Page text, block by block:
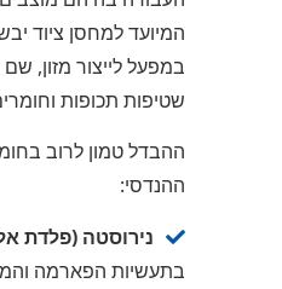
המיועד למחסן ציוד
במפעל לייצור מזון,
שטיפות תכופות
ההבדל טמון לרוב
ההנדסי:
נירוסטה (פלדת
בתעשיות הפארמה